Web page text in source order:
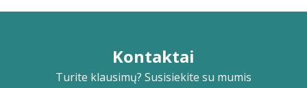
Kontaktai
Turite klausimų? Susisiekite su mumis